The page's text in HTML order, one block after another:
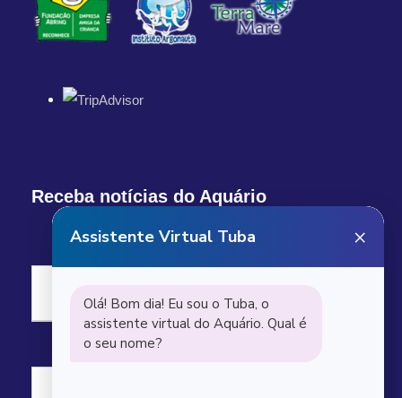
Receba notícias do Aquário